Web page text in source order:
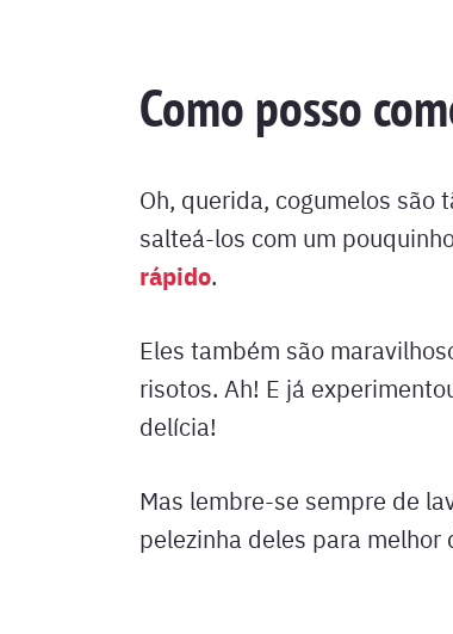
Como posso
Oh, querida, cogumelos são
salteá-los com um
rápido.
Eles também são
risotos. Ah! E já
delícia!
Mas lembre-se sempre de
pelezinha deles para melhor